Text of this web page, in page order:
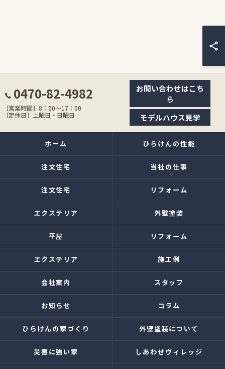
0470-82-4982
［営業時間］8：00〜17：00
［定休日］土曜日・日曜日
お問い合わせはこち
ら
モデルハウス見学
ホーム ひらけんの性能
注文住宅 当社の仕事
注文住宅 リフォーム
エクステリア 外壁塗装
平屋 リフォーム
エクステリア 施工例
会社案内 スタッフ
お知らせ コラム
ひらけんの家づくり 外壁塗装について
災害に強い家 しあわせヴィレッジ